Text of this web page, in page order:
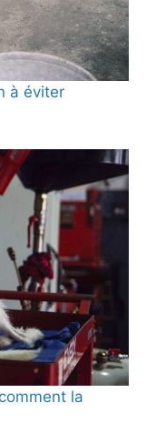
à éviter
la